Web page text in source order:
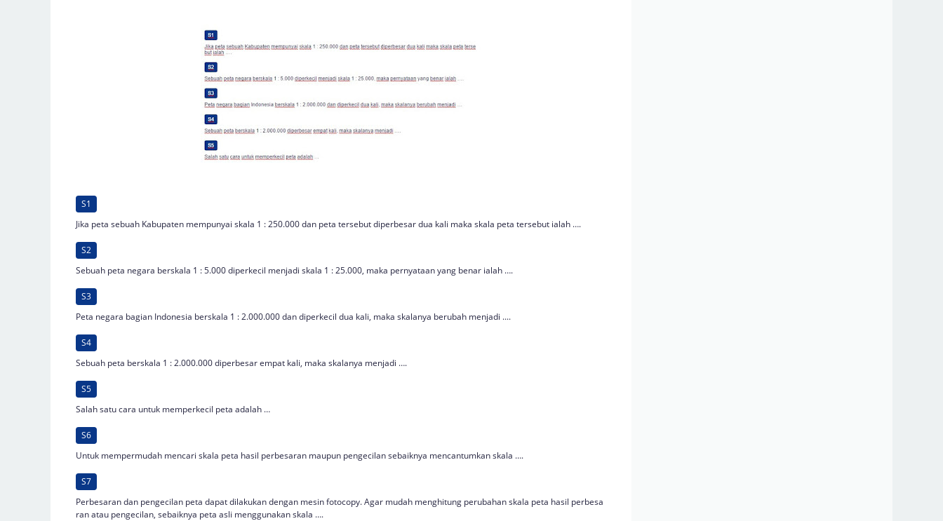
S1
Jika peta sebuah Kabupaten mempunyai skala 1 : 250.000 dan peta tersebut diperbesar dua kali maka skala peta tersebut ialah ….
S2
Sebuah peta negara berskala 1 : 5.000 diperkecil menjadi skala 1 : 25.000, maka pernyataan yang benar ialah ….
S3
Peta negara bagian Indonesia berskala 1 : 2.000.000 dan diperkecil dua kali, maka skalanya berubah menjadi ....
S4
Sebuah peta berskala 1 : 2.000.000 diperbesar empat kali, maka skalanya menjadi ….
S5
Salah satu cara untuk memperkecil peta adalah …
S6
Untuk mempermudah mencari skala peta hasil perbesaran maupun pengecilan sebaiknya mencantumkan skala ….
S7
Perbesaran dan pengecilan peta dapat dilakukan dengan mesin fotocopy. Agar mudah menghitung perubahan skala peta hasil perbesa
ran atau pengecilan, sebaiknya peta asli menggunakan skala ….